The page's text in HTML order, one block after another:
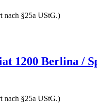
nach §25a UStG.)
1200 Berlina /
nach §25a UStG.)